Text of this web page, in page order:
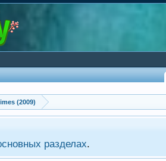
(2009)
разделах.